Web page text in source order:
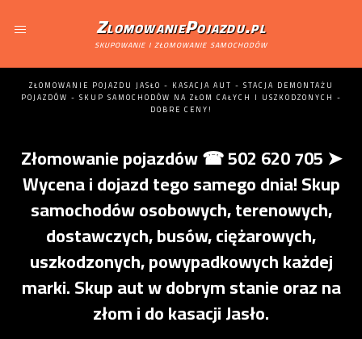
ZlomowaniePojazdu.pl
skupowanie i złomowanie samochodów
ZŁOMOWANIE POJAZDU JASŁO - KASACJA AUT - STACJA DEMONTAŻU
POJAZDÓW - SKUP SAMOCHODÓW NA ZŁOM CAŁYCH I USZKODZONYCH -
DOBRE CENY!
Złomowanie pojazdów ☎ 502 620 705 ➤
Wycena i dojazd tego samego dnia! Skup
samochodów osobowych, terenowych,
dostawczych, busów, ciężarowych,
uszkodzonych, powypadkowych każdej
marki. Skup aut w dobrym stanie oraz na
złom i do kasacji Jasło.